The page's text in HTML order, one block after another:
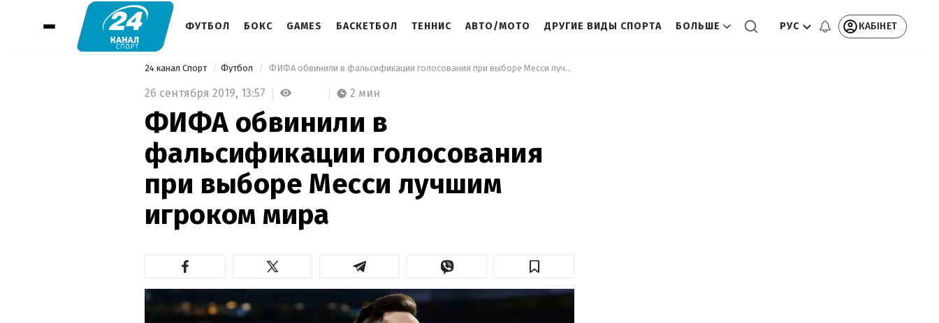
ФУТБОЛ БОКС GAMES БАСКЕТБОЛ ТЕННИС АВТО/МОТО ДРУГИЕ ВИДЫ СПОРТА БОЛЬШЕ РУС КАБІНЕТ
24 канал Спорт Футбол ФИФА обвинили в фальсификации голосования при выборе Месси лучшим игроком мира
26 сентября 2019, 13:57 2 мин
ФИФА обвинили в
фальсификации голосования
при выборе Месси лучшим
игроком мира